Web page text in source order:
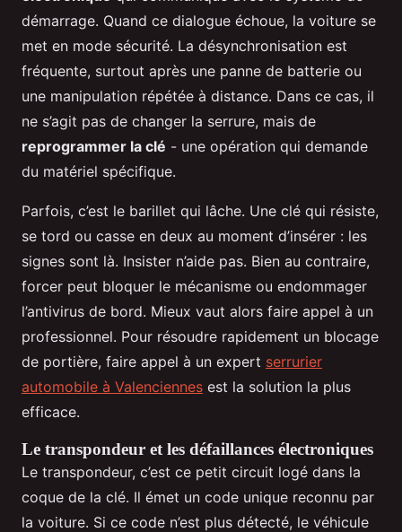
démarrage. Quand ce dialogue échoue, la voiture se
met en mode sécurité. La désynchronisation est
fréquente, surtout après une panne de batterie ou
une manipulation répétée à distance. Dans ce cas, il
ne s’agit pas de changer la serrure, mais de
reprogrammer la clé - une opération qui demande
du matériel spécifique.
Parfois, c’est le barillet qui lâche. Une clé qui résiste,
se tord ou casse en deux au moment d’insérer : les
signes sont là. Insister n’aide pas. Bien au contraire,
forcer peut bloquer le mécanisme ou endommager
l’antivirus de bord. Mieux vaut alors faire appel à un
professionnel. Pour résoudre rapidement un blocage
de portière, faire appel à un expert serrurier
automobile à Valenciennes est la solution la plus
efficace.
Le transpondeur et les défaillances électroniques
Le transpondeur, c’est ce petit circuit logé dans la
coque de la clé. Il émet un code unique reconnu par
la voiture. Si ce code n’est plus détecté, le véhicule